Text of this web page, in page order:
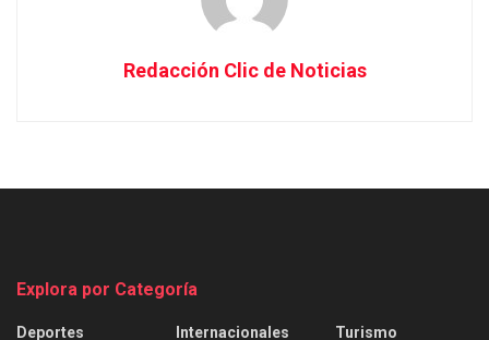
Redacción Clic de Noticias
Explora por Categoría
Deportes Internacionales Turismo